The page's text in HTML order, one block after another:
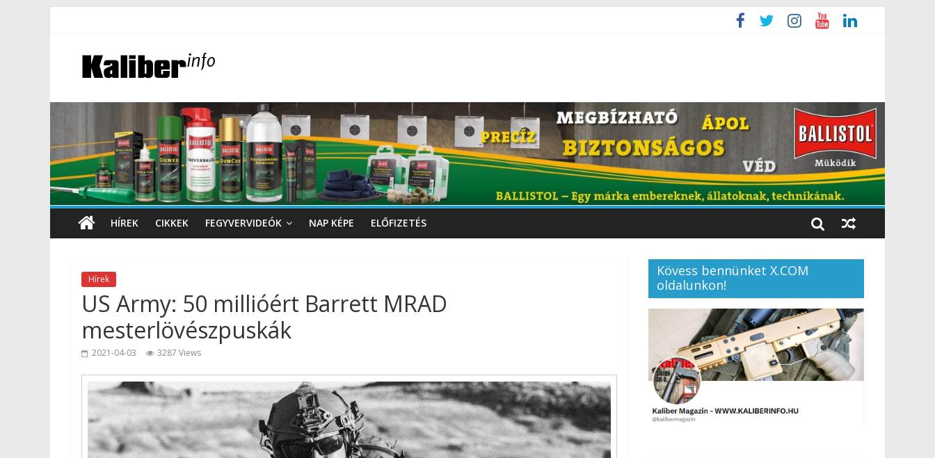
HÍREK CIKKEK FEGYVERVIDEÓK NAP KÉPE ELŐFIZETÉS
Hírek
US Army: 50 millióért Barrett MRAD
mesterlövészpuskák
2021-04-03 3287 Views
Kövess bennünket X.COM
oldalunkon!